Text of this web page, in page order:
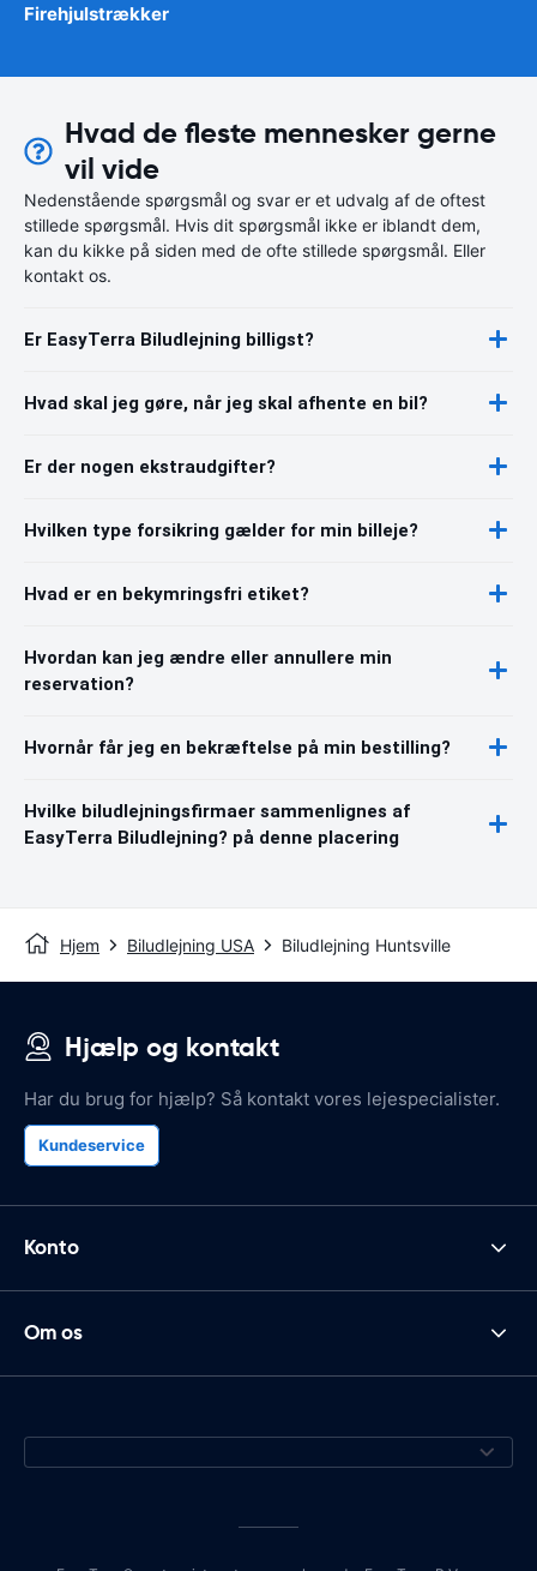
Firehjulstrækker
Hvad de fleste mennesker gerne
vil vide
Nedenstående spørgsmål og svar er et udvalg af de oftest
stillede spørgsmål. Hvis dit spørgsmål ikke er iblandt dem,
kan du kikke på siden med de ofte stillede spørgsmål. Eller
kontakt os.
Er EasyTerra Biludlejning billigst?
Hvad skal jeg gøre, når jeg skal afhente en bil?
Er der nogen ekstraudgifter?
Hvilken type forsikring gælder for min billeje?
Hvad er en bekymringsfri etiket?
Hvordan kan jeg ændre eller annullere min
reservation?
Hvornår får jeg en bekræftelse på min bestilling?
Hvilke biludlejningsfirmaer sammenlignes af
EasyTerra Biludlejning? på denne placering
Hjem Biludlejning USA Biludlejning Huntsville
Hjælp og kontakt
Har du brug for hjælp? Så kontakt vores lejespecialister.
Kundeservice
Konto
Om os